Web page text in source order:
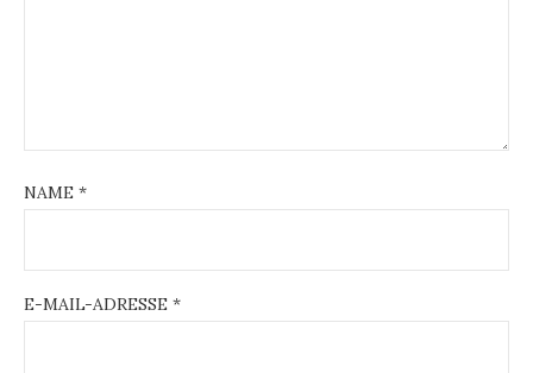
NAME *
E-MAIL-ADRESSE *